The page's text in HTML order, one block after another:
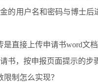
的用户名和密码与博士
是直接上传申请书word文档
书，按申报页面提示的步
限制怎么实现？